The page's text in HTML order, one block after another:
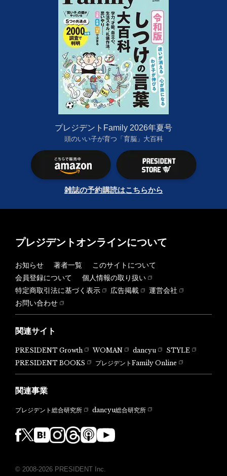
プレジデントFamily 2026年夏号
頭のいい子が育つ「育脳」大百科
雑誌の予約購読はこちらから
プレジデントオンラインについて
お知らせ 著者一覧
このサイトについて
会員登録について
個人情報の取り扱い
特定商取引法に基づく表示
広告掲載
運営会社
お問い合わせ
関連サイト
PRESIDENT Growth WOMAN dancyu
STYLE
PRESIDENT BOOKS
プレジデントFamily Online
関連事業
プレジデント総合研究所 dancyu総合研究所
© 2008-2026 PRESIDENT Inc.